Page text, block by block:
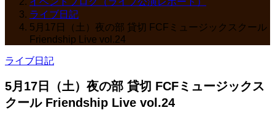
ライブ日記
5月17日（土）夜の部 貸切 FCFミュージックスクール
Friendship Live vol.24
ライブ日記
5月17日（土）夜の部 貸切 FCFミュージックス
クール Friendship Live vol.24